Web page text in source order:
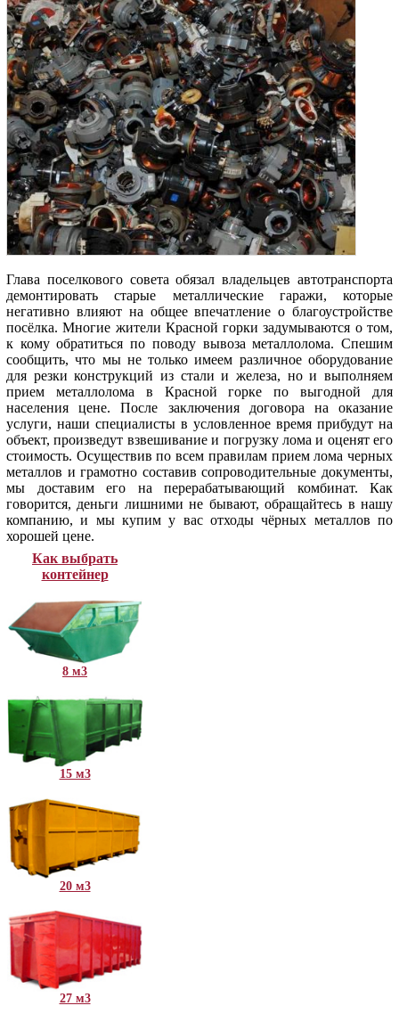
Глава поселкового совета обязал владельцев автотранспорта
демонтировать старые металлические гаражи, которые
негативно влияют на общее впечатление о благоустройстве
посёлка. Многие жители Красной горки задумываются о том,
к кому обратиться по поводу вывоза металлолома. Спешим
сообщить, что мы не только имеем различное оборудование
для резки конструкций из стали и железа, но и выполняем
прием металлолома в Красной горке по выгодной для
населения цене. После заключения договора на оказание
услуги, наши специалисты в условленное время прибудут на
объект, произведут взвешивание и погрузку лома и оценят его
стоимость. Осуществив по всем правилам прием лома черных
металлов и грамотно составив сопроводительные документы,
мы доставим его на перерабатывающий комбинат. Как
говорится, деньги лишними не бывают, обращайтесь в нашу
компанию, и мы купим у вас отходы чёрных металлов по
хорошей цене.
Как выбрать
контейнер
8 м3
15 м3
20 м3
27 м3